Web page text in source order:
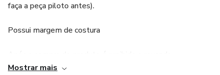
faça a peça piloto antes).
Possui margem de costura
Mostrar mais